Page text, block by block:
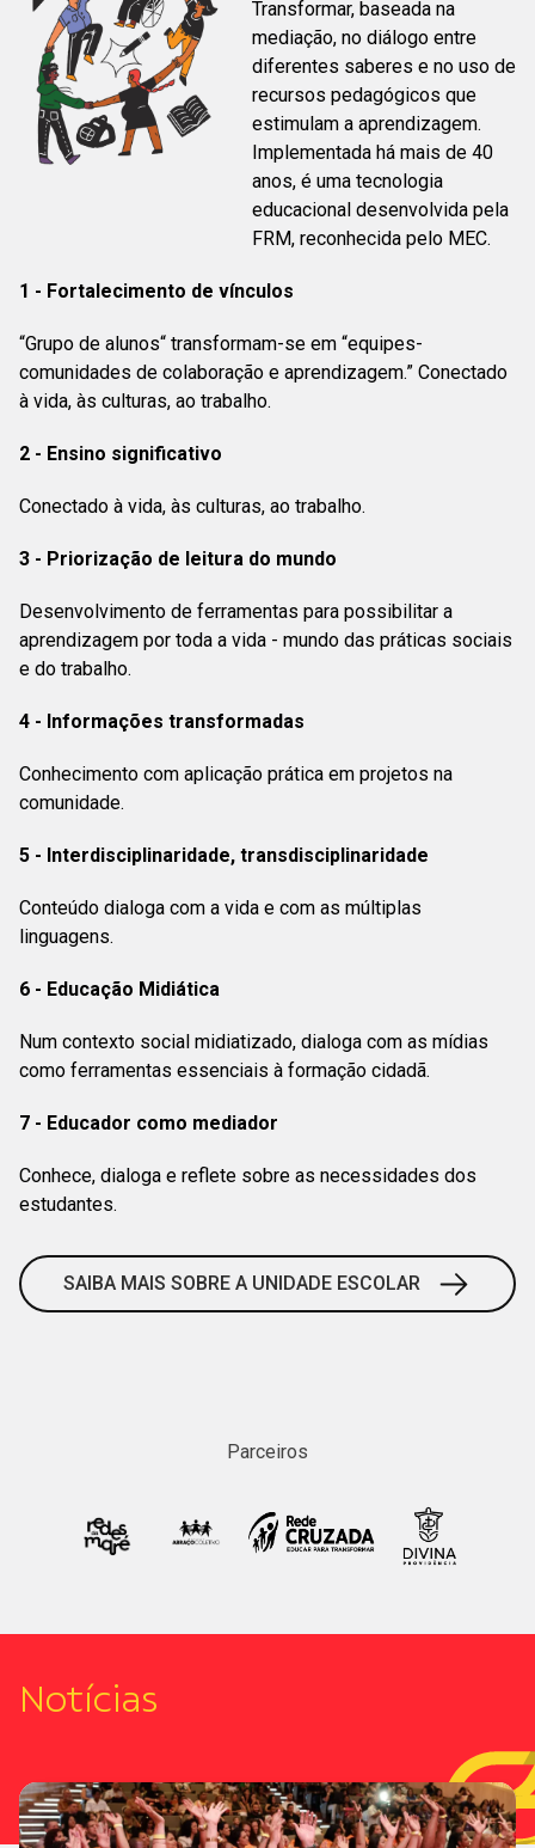
Transformar, baseada na
mediação, no diálogo entre
diferentes saberes e no uso de
recursos pedagógicos que
estimulam a aprendizagem.
Implementada há mais de 40
anos, é uma tecnologia
educacional desenvolvida pela
FRM, reconhecida pelo MEC.
1 - Fortalecimento de vínculos
“Grupo de alunos“ transformam-se em “equipes-
comunidades de colaboração e aprendizagem.” Conectado
à vida, às culturas, ao trabalho.
2 - Ensino significativo
Conectado à vida, às culturas, ao trabalho.
3 - Priorização de leitura do mundo
Desenvolvimento de ferramentas para possibilitar a
aprendizagem por toda a vida - mundo das práticas sociais
e do trabalho.
4 - Informações transformadas
Conhecimento com aplicação prática em projetos na
comunidade.
5 - Interdisciplinaridade, transdisciplinaridade
Conteúdo dialoga com a vida e com as múltiplas
linguagens.
6 - Educação Midiática
Num contexto social midiatizado, dialoga com as mídias
como ferramentas essenciais à formação cidadã.
7 - Educador como mediador
Conhece, dialoga e reflete sobre as necessidades dos
estudantes.
SAIBA MAIS SOBRE A UNIDADE ESCOLAR
Parceiros
Notícias